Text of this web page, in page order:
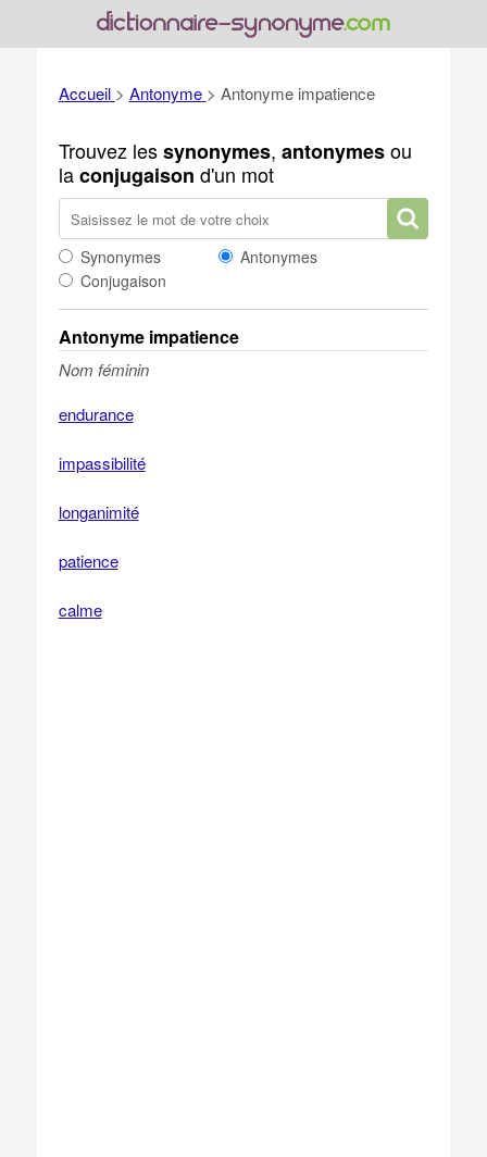
Accueil > Antonyme > Antonyme impatience
Trouvez lessynonymes, antonymesou
laconjugaison d'un mot
Synonymes
Antonymes
Conjugaison
Antonyme impatience
Nom féminin
endurance
impassibilité
longanimité
patience
calme